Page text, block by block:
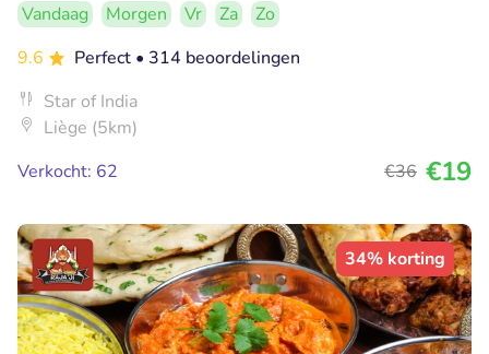
Vandaag Morgen Vr Za
Zo
9.6
Perfect • 314 beoordelingen
Star of India
Liège (5km)
Verkocht: 62
€36 €19
34% korting